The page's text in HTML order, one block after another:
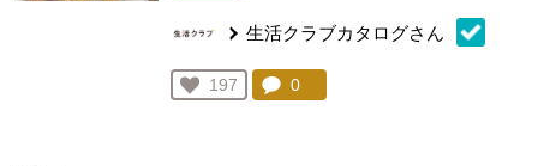
生活クラブカタログさん
お気に入り登録：
197
人が登録
コメント：
0